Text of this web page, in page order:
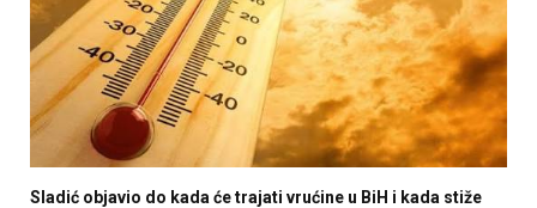
Sladić objavio do kada će trajati vrućine u BiH i kada stiže